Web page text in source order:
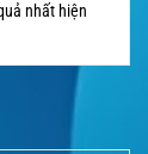
nhất hiện